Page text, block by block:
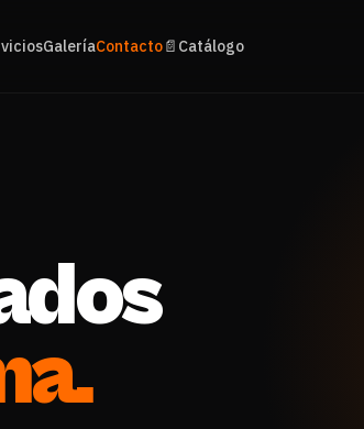
GaleríaContacto📄 Catálogo